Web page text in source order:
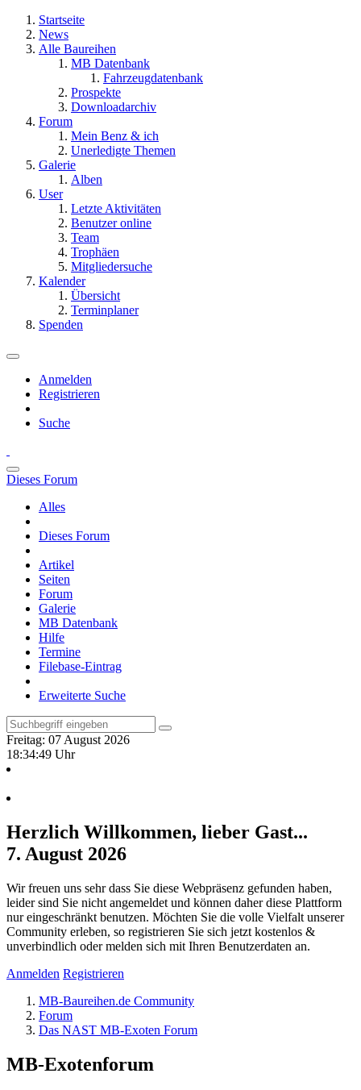
Startseite
News
Alle Baureihen
MB Datenbank
Fahrzeugdatenbank
Prospekte
Downloadarchiv
Forum
Mein Benz & ich
Unerledigte Themen
Galerie
Alben
User
Letzte Aktivitäten
Benutzer online
Team
Trophäen
Mitgliedersuche
Kalender
Übersicht
Terminplaner
Spenden
Anmelden
Registrieren
Suche
Dieses Forum
Alles
Dieses Forum
Artikel
Seiten
Forum
Galerie
MB Datenbank
Hilfe
Termine
Filebase-Eintrag
Erweiterte Suche
Freitag: 07 August 2026
18:34:50 Uhr
Herzlich Willkommen, lieber Gast...
7. August 2026
Wir freuen uns sehr dass Sie diese Webpräsenz gefunden haben,
leider sind Sie nicht angemeldet und können daher diese Plattform
nur eingeschränkt benutzen. Möchten Sie die volle Vielfalt unserer
Community erleben, so registrieren Sie sich jetzt kostenlos &
unverbindlich oder melden sich mit Ihren Benutzerdaten an.
Anmelden Registrieren
MB-Baureihen.de Community
Forum
Das NAST MB-Exoten Forum
MB-Exotenforum